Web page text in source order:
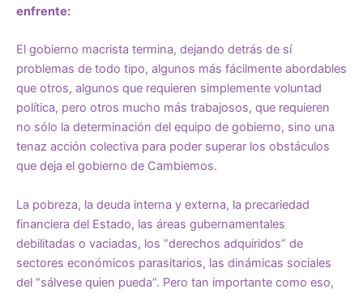
enfrente:
El gobierno macrista termina, dejando detrás de sí
problemas de todo tipo, algunos más fácilmente abordables
que otros, algunos que requieren simplemente voluntad
política, pero otros mucho más trabajosos, que requieren
no sólo la determinación del equipo de gobierno, sino una
tenaz acción colectiva para poder superar los obstáculos
que deja el gobierno de Cambiemos.
La pobreza, la deuda interna y externa, la precariedad
financiera del Estado, las áreas gubernamentales
debilitadas o vaciadas, los “derechos adquiridos” de
sectores económicos parasitarios, las dinámicas sociales
del “sálvese quien pueda”. Pero tan importante como eso,